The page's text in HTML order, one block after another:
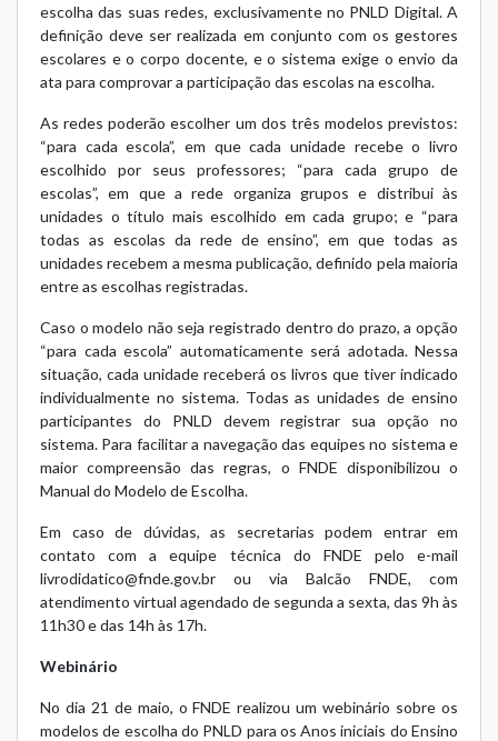
escolha das suas redes, exclusivamente no PNLD Digital. A
definição deve ser realizada em conjunto com os gestores
escolares e o corpo docente, e o sistema exige o envio da
ata para comprovar a participação das escolas na escolha.
As redes poderão escolher um dos três modelos previstos:
“para cada escola”, em que cada unidade recebe o livro
escolhido por seus professores; “para cada grupo de
escolas”, em que a rede organiza grupos e distribui às
unidades o título mais escolhido em cada grupo; e “para
todas as escolas da rede de ensino”, em que todas as
unidades recebem a mesma publicação, definido pela maioria
entre as escolhas registradas.
Caso o modelo não seja registrado dentro do prazo, a opção
“para cada escola” automaticamente será adotada. Nessa
situação, cada unidade receberá os livros que tiver indicado
individualmente no sistema. Todas as unidades de ensino
participantes do PNLD devem registrar sua opção no
sistema. Para facilitar a navegação das equipes no sistema e
maior compreensão das regras, o FNDE disponibilizou o
Manual do Modelo de Escolha.
Em caso de dúvidas, as secretarias podem entrar em
contato com a equipe técnica do FNDE pelo e-mail
livrodidatico@fnde.gov.br ou via Balcão FNDE, com
atendimento virtual agendado de segunda a sexta, das 9h às
11h30 e das 14h às 17h.
Webinário
No dia 21 de maio, o FNDE realizou um webinário sobre os
modelos de escolha do PNLD para os Anos iniciais do Ensino